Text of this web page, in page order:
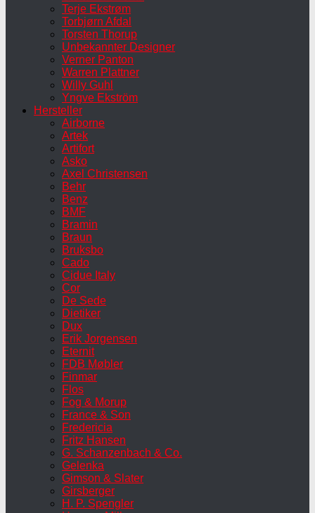
Terje Ekstrøm
Torbjørn Afdal
Torsten Thorup
Unbekannter Designer
Verner Panton
Warren Plattner
Willy Guhl
Yngve Ekström
Hersteller
Airborne
Artek
Artifort
Asko
Axel Christensen
Behr
Benz
BMF
Bramin
Braun
Bruksbo
Cado
Cidue Italy
Cor
De Sede
Dietiker
Dux
Erik Jorgensen
Eternit
FDB Møbler
Finmar
Flos
Fog & Morup
France & Son
Fredericia
Fritz Hansen
G. Schanzenbach & Co.
Gelenka
Gimson & Slater
Girsberger
H. P. Spengler